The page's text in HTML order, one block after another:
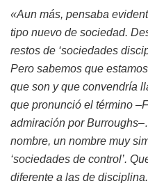
«Aun más, pensaba
tipo nuevo de sociedad.
restos de ‘sociedades
Pero sabemos que
que son y que convendría
que pronunció el término
admiración por
nombre, un nombre muy
‘sociedades de control’.
diferente a las de